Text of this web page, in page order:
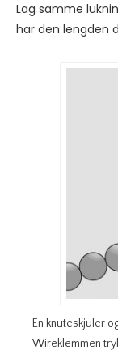
Lag samme
har den lengden
En knuteskjuler
Wireklemmen